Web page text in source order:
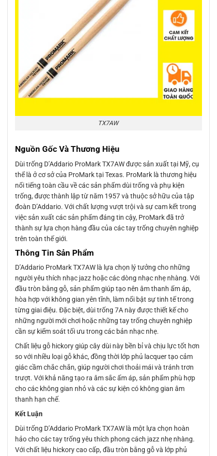
TX7AW
Nguồn Gốc Và Thương Hiệu
Dùi trống D’Addario ProMark TX7AW được sản xuất tại Mỹ, cụ
thể là ở cơ sở của ProMark tại Texas. ProMark là thương hiệu
nổi tiếng toàn cầu về các sản phẩm dùi trống và phụ kiện
trống, được thành lập từ năm 1957 và thuộc sở hữu của tập
đoàn D’Addario. Với chất lượng vượt trội và sự cam kết trong
việc sản xuất các sản phẩm đáng tin cậy, ProMark đã trở
thành sự lựa chọn hàng đầu của các tay trống chuyên nghiệp
trên toàn thế giới.
Thông Tin Sản Phẩm
D’Addario ProMark TX7AW là lựa chọn lý tưởng cho những
người yêu thích nhạc jazz hoặc các dòng nhạc nhẹ nhàng. Với
đầu tròn bằng gỗ, sản phẩm giúp tạo nên âm thanh ấm áp,
hòa hợp với không gian yên tĩnh, làm nổi bật sự tinh tế trong
từng giai điệu. Đặc biệt, dùi trống 7A này được thiết kế cho
những người mới chơi hoặc những tay trống chuyên nghiệp
cần sự kiểm soát tối ưu trong các bản nhạc nhẹ.
Chất liệu gỗ hickory giúp cây dùi này bền bỉ và chịu lực tốt hơn
so với nhiều loại gỗ khác, đồng thời lớp phủ lacquer tạo cảm
giác cầm chắc chắn, giúp người chơi thoải mái và tránh trơn
trượt. Với khả năng tạo ra âm sắc ấm áp, sản phẩm phù hợp
cho các không gian nhỏ và các sự kiện có không gian âm
thanh hạn chế.
Kết Luận
Dùi trống D’Addario ProMark TX7AW là một lựa chọn hoàn
hảo cho các tay trống yêu thích phong cách jazz nhẹ nhàng.
Với chất liệu hickory cao cấp, đầu tròn bằng gỗ và lớp phủ